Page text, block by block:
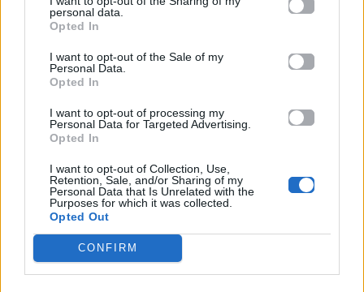
personal data.
Opted In
I want to opt-out of the Sale of my
Personal Data.
Opted In
I want to opt-out of processing my
Personal Data for Targeted Advertising.
Opted In
I want to opt-out of Collection, Use,
Retention, Sale, and/or Sharing of my
Personal Data that Is Unrelated with the
Purposes for which it was collected.
Opted Out
CONFIRM